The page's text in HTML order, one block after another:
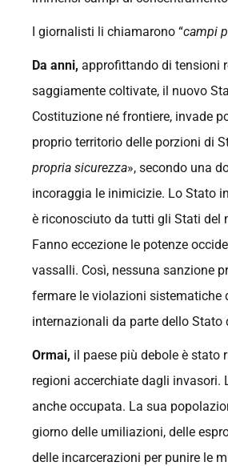
I giornalisti li chiamarono “campi
Da anni, approfittando di tensioni
saggiamente coltivate, il nuovo
Costituzione né frontiere, invade
proprio territorio delle porzioni di
propria sicurezza», secondo una
incoraggia le inimicizie. Lo Stato
è riconosciuto da tutti gli Stati del
Fanno eccezione le potenze
vassalli. Così, nessuna sanzione
fermare le violazioni sistematiche
internazionali da parte dello Stato
Ormai, il paese più debole è stato
regioni accerchiate dagli invasori.
anche occupata. La sua
giorno delle umiliazioni, delle
delle incarcerazioni per punire le